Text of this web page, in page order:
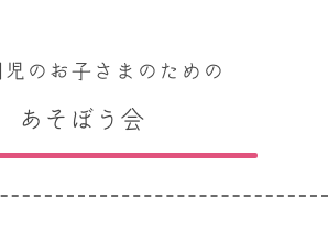
園について
の教育
集まりについて
児のお子さまのための
あそぼう会